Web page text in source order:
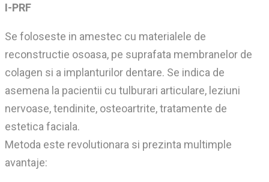
I-PRF
Se foloseste in amestec cu materialele de
reconstructie osoasa, pe suprafata membranelor de
colagen si a implanturilor dentare. Se indica de
asemena la pacientii cu tulburari articulare, leziuni
nervoase, tendinite, osteoartrite, tratamente de
estetica faciala.
Metoda este revolutionara si prezinta multimple
avantaje: